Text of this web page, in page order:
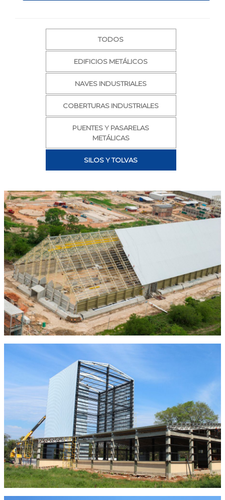
TODOS
EDIFICIOS METÁLICOS
NAVES INDUSTRIALES
COBERTURAS INDUSTRIALES
PUENTES Y PASARELAS
METÁLICAS
SILOS Y TOLVAS